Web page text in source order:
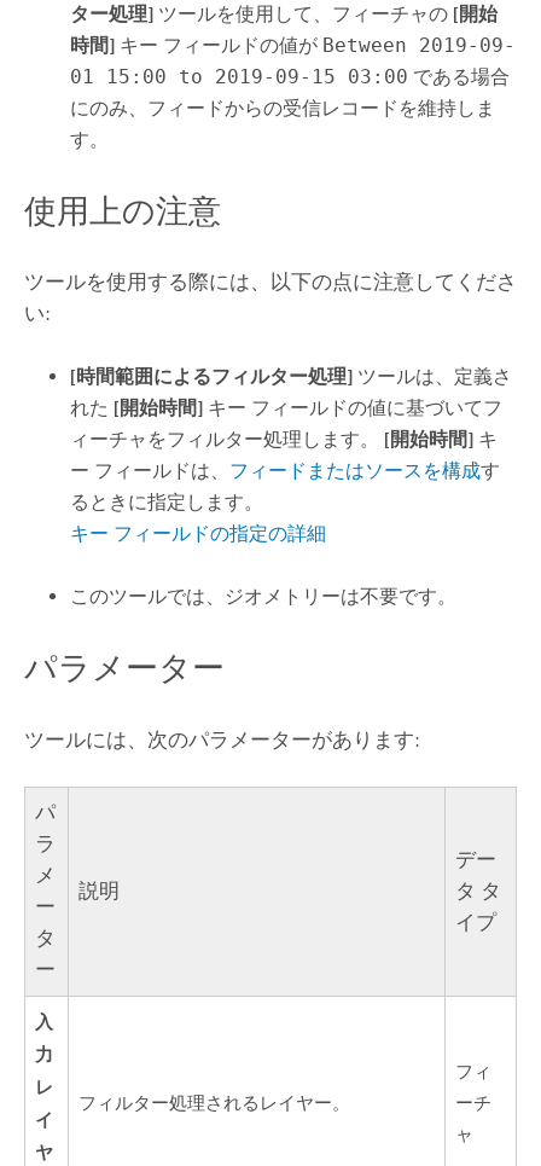
ター処理] ツールを使用して、フィーチャの [開始
時間] キー フィールドの値が Between 2019-09-
01 15:00 to 2019-09-15 03:00 である場合
にのみ、フィードからの受信レコードを維持しま
す。
使用上の注意
ツールを使用する際には、以下の点に注意してくださ
い:
[時間範囲によるフィルター処理] ツールは、定義さ
れた [開始時間] キー フィールドの値に基づいてフ
ィーチャをフィルター処理します。 [開始時間] キ
ー フィールドは、 フィードまたはソースを構成す
るときに指定します。
キー フィールドの指定の詳細
このツールでは、ジオメトリーは不要です。
パラメーター
ツールには、次のパラメーターがあります:
パ
ラ
メ
ー
タ
ー
説明
デー
タ タ
イプ
入
力
レ
イ
ヤ
フィルター処理されるレイヤー。
フィ
ーチ
ャ